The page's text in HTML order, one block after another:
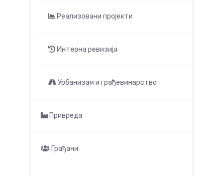
Реализовани пројекти
Интерна ревизија
Урбанизам и грађевинарство
Привреда
Грађани